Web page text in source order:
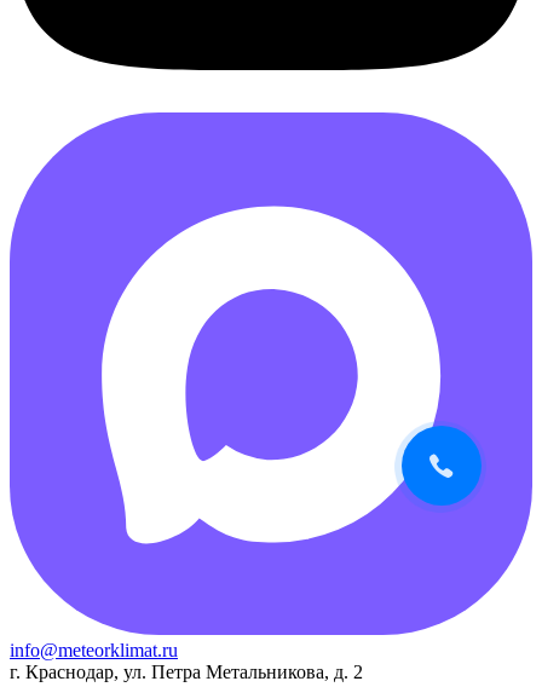
info@meteorklimat.ru
г. Краснодар, ул. Петра Метальникова, д. 2